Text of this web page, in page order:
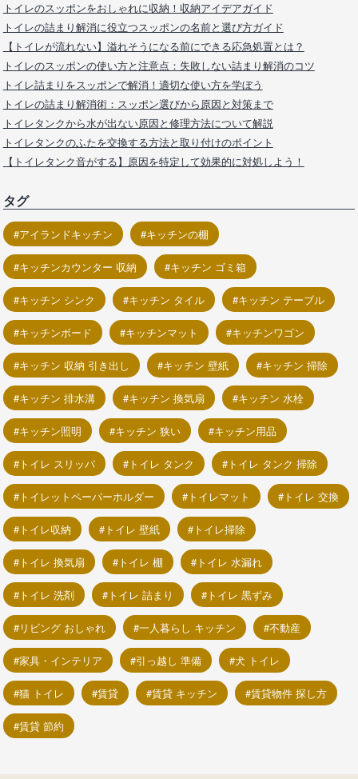
トイレのスッポンをおしゃれに収納！収納アイデアガイド
トイレの詰まり解消に役立つスッポンの名前と選び方ガイド
【トイレが流れない】溢れそうになる前にできる応急処置とは？
トイレのスッポンの使い方と注意点：失敗しない詰まり解消のコツ
トイレ詰まりをスッポンで解消！適切な使い方を学ぼう
トイレの詰まり解消術：スッポン選びから原因と対策まで
トイレタンクから水が出ない原因と修理方法について解説
トイレタンクのふたを交換する方法と取り付けのポイント
【トイレタンク音がする】原因を特定して効果的に対処しよう！
タグ
アイランドキッチン キッチンの棚
キッチンカウンター 収納 キッチン ゴミ箱
キッチン シンク キッチン タイル キッチン テーブル
キッチンボード キッチンマット キッチンワゴン
キッチン 収納 引き出し キッチン 壁紙 キッチン 掃除
キッチン 排水溝 キッチン 換気扇 キッチン 水栓
キッチン照明 キッチン 狭い キッチン用品
トイレ スリッパ トイレ タンク トイレ タンク 掃除
トイレットペーパーホルダー トイレマット トイレ 交換
トイレ収納 トイレ 壁紙 トイレ掃除
トイレ 換気扇 トイレ 棚 トイレ 水漏れ
トイレ 洗剤 トイレ 詰まり トイレ 黒ずみ
リビング おしゃれ 一人暮らし キッチン 不動産
家具・インテリア 引っ越し 準備 犬 トイレ
猫 トイレ 賃貸 賃貸 キッチン 賃貸物件 探し方
賃貸 節約